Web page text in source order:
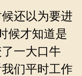
还以为要进
候才知道是
一大口牛
们平时工作